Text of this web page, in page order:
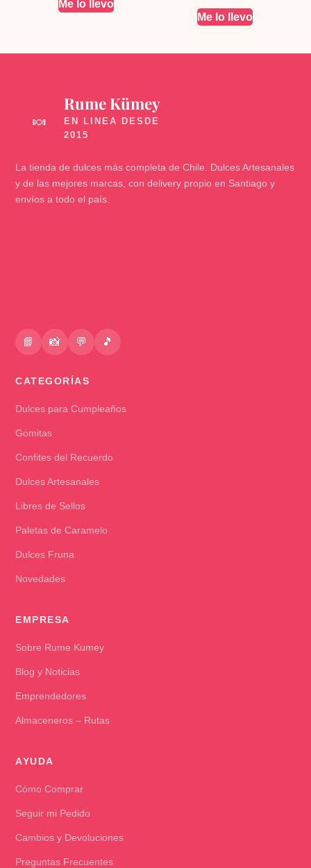
Me lo llevo
Me lo llevo
🍬
Rume Kümey
La tienda de dulces más completa de Chile. Dulces Artesanales
y de las mejores marcas, con delivery propio en Santiago y
envíos a todo el país.
📘 📸 💬 🎵
CATEGORÍAS
Dulces para Cumpleaños
Gomitas
Confites del Recuerdo
Dulces Artesanales
Libres de Sellos
Paletas de Caramelo
Dulces Fruna
Novedades
EMPRESA
Sobre Rume Kumey
Blog y Noticias
Emprendedores
Almaceneros – Rutas
AYUDA
Cómo Comprar
Seguir mi Pedido
Cambios y Devoluciones
Preguntas Frecuentes